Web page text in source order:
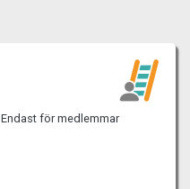
Endast för medlemmar